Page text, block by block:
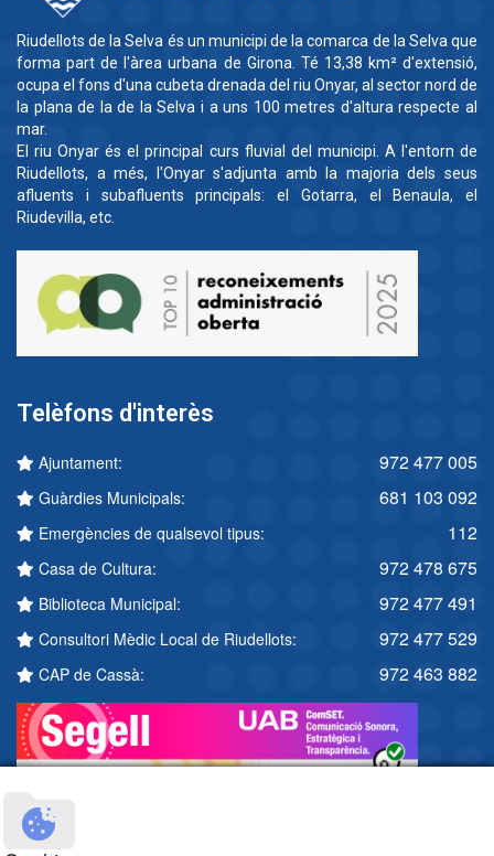
Riudellots de la Selva és un municipi de la comarca de la Selva que
forma part de l'àrea urbana de Girona. Té 13,38 km² d'extensió,
ocupa el fons d'una cubeta drenada del riu Onyar, al sector nord de
la plana de la de la Selva i a uns 100 metres d'altura respecte al
mar.
El riu Onyar és el principal curs fluvial del municipi. A l'entorn de
Riudellots, a més, l'Onyar s'adjunta amb la majoria dels seus
afluents i subafluents principals: el Gotarra, el Benaula, el
Riudevilla, etc.
Telèfons d'interès
Ajuntament: 972 477 005
Guàrdies Municipals: 681 103 092
Emergències de qualsevol tipus: 112
Casa de Cultura: 972 478 675
Biblioteca Municipal: 972 477 491
Consultori Mèdic Local de Riudellots: 972 477 529
CAP de Cassà: 972 463 882